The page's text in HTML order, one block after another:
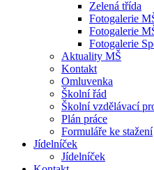
Zelená třída
Fotogalerie
Fotogalerie
Fotogalerie
Aktuality MŠ
Kontakt
Omluvenka
Školní řád
Školní vzdělávací
Plán práce
Formuláře ke stažení
Jídelníček
Jídelníček